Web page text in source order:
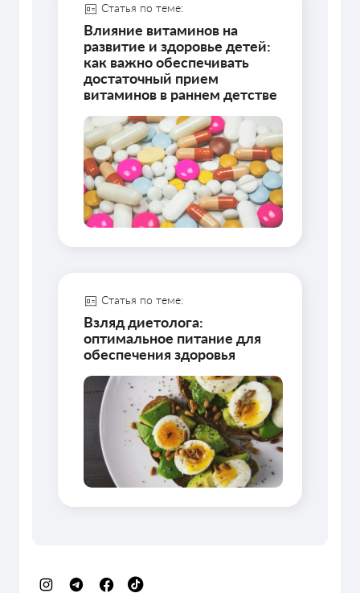
Статья по теме:
Влияние витаминов на
развитие и здоровье детей:
как важно обеспечивать
достаточный прием
витаминов в раннем детстве
Статья по теме:
Взляд диетолога:
оптимальное питание для
обеспечения здоровья